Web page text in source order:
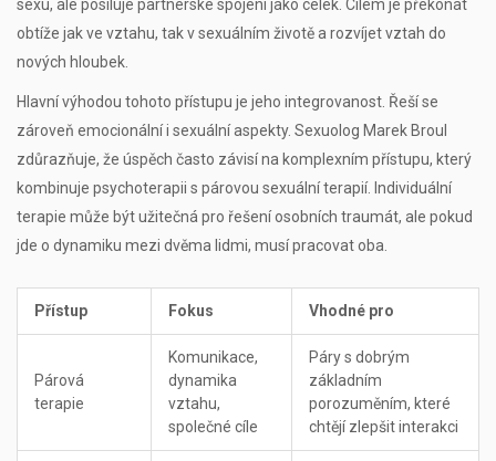
sexu, ale posiluje partnerské spojení jako celek. Cílem je překonat
obtíže jak ve vztahu, tak v sexuálním životě a rozvíjet vztah do
nových hloubek.
Hlavní výhodou tohoto přístupu je jeho integrovanost. Řeší se
zároveň emocionální i sexuální aspekty. Sexuolog Marek Broul
zdůrazňuje, že úspěch často závisí na komplexním přístupu, který
kombinuje psychoterapii s párovou sexuální terapií. Individuální
terapie může být užitečná pro řešení osobních traumát, ale pokud
jde o dynamiku mezi dvěma lidmi, musí pracovat oba.
Přístup Fokus Vhodné pro
Párová
terapie
Komunikace,
dynamika
vztahu,
společné cíle
Páry s dobrým
základním
porozuměním, které
chtějí zlepšit interakci